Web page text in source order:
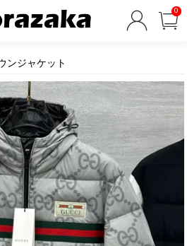
0
ンジャケット